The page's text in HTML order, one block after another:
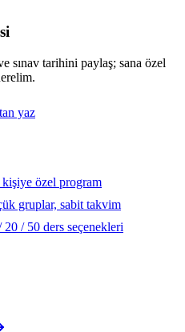
sınav tarihini paylaş; sana özel
yaz
özel program
gruplar, sabit takvim
20 / 50 ders seçenekleri